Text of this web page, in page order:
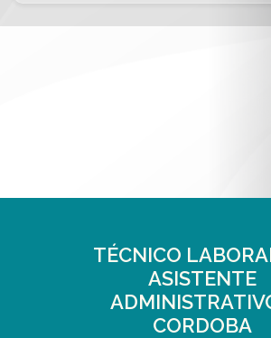
TÉCNICO
ASISTENTE
CORDOBA